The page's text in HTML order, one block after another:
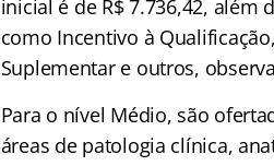
inicial é de R$ 7.736,42, além
como Incentivo à
Suplementar e outros,
Para o nível Médio, são
áreas de patologia clínica,